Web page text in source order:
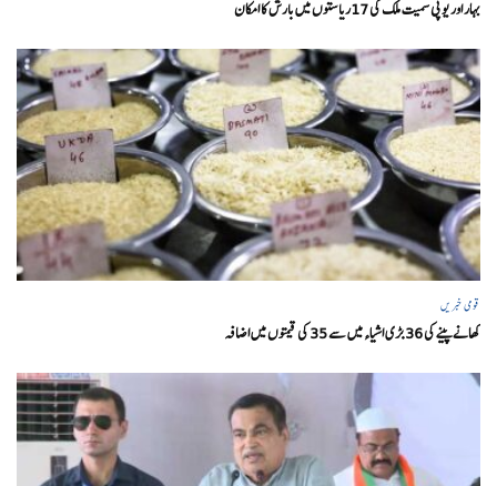
بہار اور یو پی سمیت ملک کی 17ریاستوں میں بارش کا امکان
قومی خبریں
کھانے پینے کی 36 بڑی اشیاء میں سے 35 کی قیمتوں میں اضافہ